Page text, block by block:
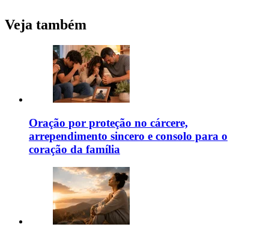
Veja também
Oração por proteção no cárcere,
arrependimento sincero e consolo para o
coração da família